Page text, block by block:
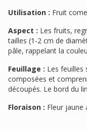
Utilisation : Fruit
Aspect : Les fruits,
tailles (1-2 cm de
pâle, rappelant la
Feuillage : Les feuilles
composées et
découpés. Le bord du
Floraison : Fleur jaune